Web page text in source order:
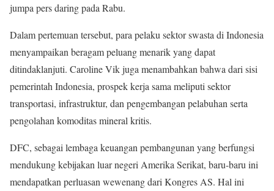
jumpa pers daring pada Rabu.
Dalam pertemuan tersebut, para pelaku sektor swasta di Indonesia
menyampaikan beragam peluang menarik yang dapat
ditindaklanjuti. Caroline Vik juga menambahkan bahwa dari sisi
pemerintah Indonesia, prospek kerja sama meliputi sektor
transportasi, infrastruktur, dan pengembangan pelabuhan serta
pengolahan komoditas mineral kritis.
DFC, sebagai lembaga keuangan pembangunan yang berfungsi
mendukung kebijakan luar negeri Amerika Serikat, baru-baru ini
mendapatkan perluasan wewenang dari Kongres AS. Hal ini